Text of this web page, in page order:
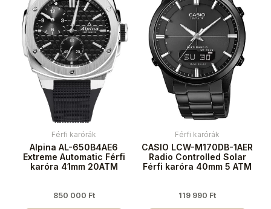
Férfi karórák
Alpina AL-650B4AE6
Extreme Automatic Férfi
karóra 41mm 20ATM
850 000 Ft
Férfi karórák
CASIO LCW-M170DB-1AER
Radio Controlled Solar
Férfi karóra 40mm 5 ATM
119 990 Ft